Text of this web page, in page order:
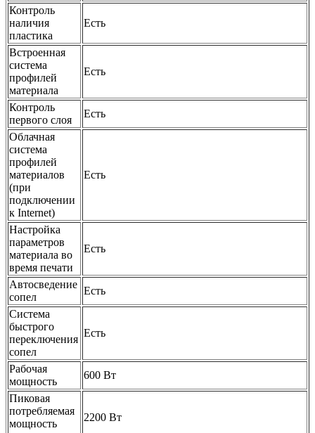
Контроль
наличия
пластика
Есть
Встроенная
система
профилей
материала
Есть
Контроль
первого слоя
Есть
Облачная
система
профилей
материалов
(при
подключении
к Internet)
Есть
Настройка
параметров
материала во
время печати
Есть
Автосведение
сопел
Есть
Система
быстрого
переключения
сопел
Есть
Рабочая
мощность
600 Вт
Пиковая
потребляемая
мощность
2200 Вт